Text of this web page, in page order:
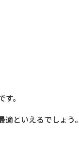
。
適といえるでしょう